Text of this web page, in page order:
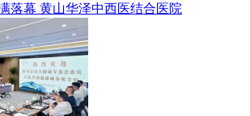
落幕 黄山华泽中西医结合医院